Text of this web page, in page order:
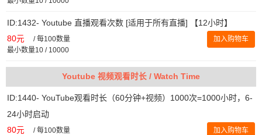
ID:1432- Youtube 直播观看次数 [适用于所有直播] 【12小时】
80元 /每100数量
最小数量10 / 10000
加入购物车
Youtube 视频观看时长 / Watch Time
ID:1440- YouTube观看时长（60分钟+视频）1000次=1000小时，6-
24小时启动
80元 /每100数量
加入购物车